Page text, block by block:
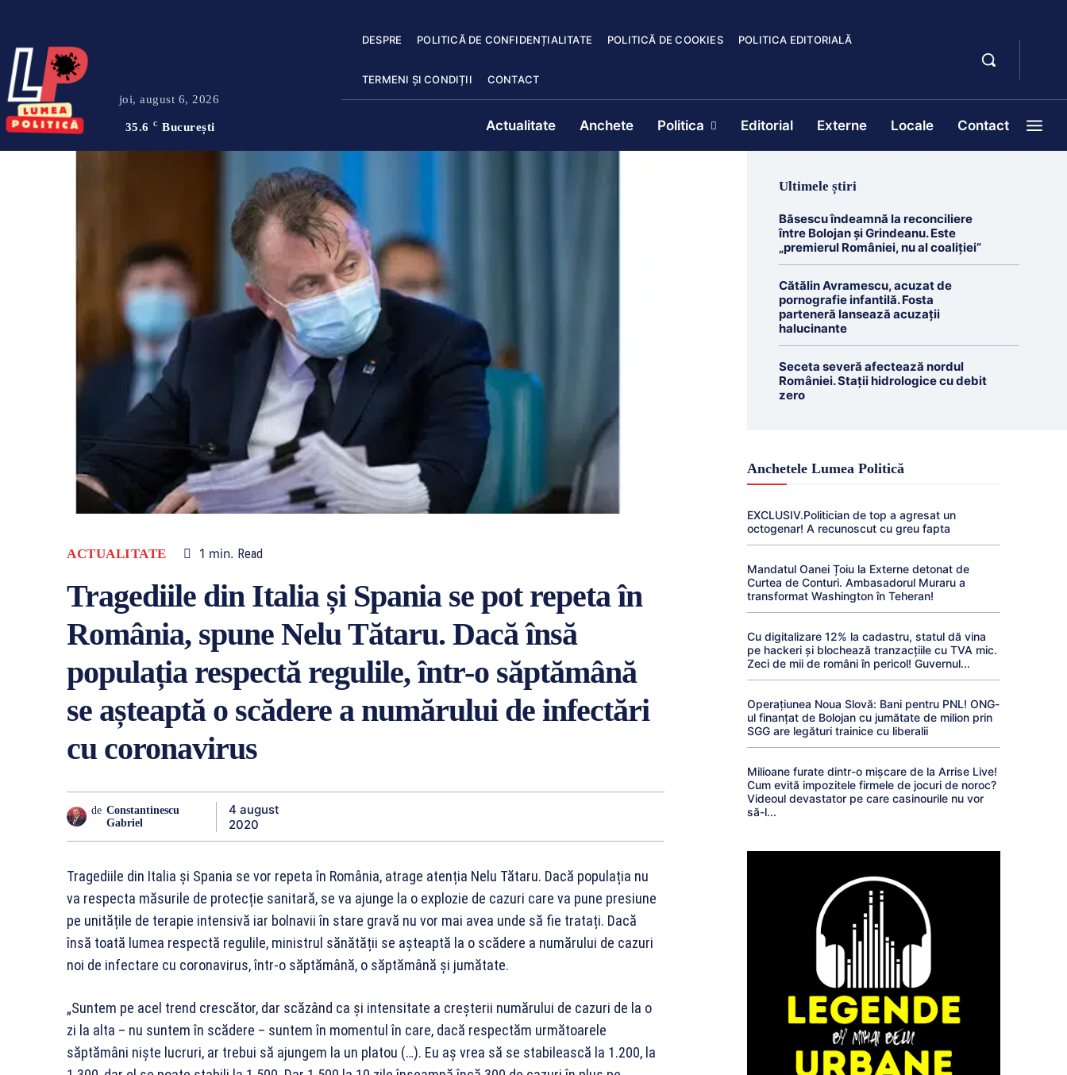
joi, august 6, 2026
35.6 C București
DESPRE POLITICĂ DE CONFIDENȚIALITATE POLITICĂ DE COOKIES POLITICA EDITORIALĂ
TERMENI ȘI CONDIȚII CONTACT
Actualitate Anchete Politica Editorial Externe Locale Contact
ACTUALITATE 1 min. Read
Tragediile din Italia și Spania se pot repeta în
România, spune Nelu Tătaru. Dacă însă
populația respectă regulile, într-o săptămână
se așteaptă o scădere a numărului de infectări
cu coronavirus
de Constantinescu
Gabriel
4 august
2020
Tragediile din Italia și Spania se vor repeta în România, atrage atenția Nelu Tătaru. Dacă populația nu
va respecta măsurile de protecție sanitară, se va ajunge la o explozie de cazuri care va pune presiune
pe unitățile de terapie intensivă iar bolnavii în stare gravă nu vor mai avea unde să fie tratați. Dacă
însă toată lumea respectă regulile, ministrul sănătății se așteaptă la o scădere a numărului de cazuri
noi de infectare cu coronavirus, într-o săptămână, o săptămână și jumătate.
„Suntem pe acel trend crescător, dar scăzând ca şi intensitate a creşterii numărului de cazuri de la o
zi la alta – nu suntem în scădere – suntem în momentul în care, dacă respectăm următoarele
săptămâni nişte lucruri, ar trebui să ajungem la un platou (…). Eu aş vrea să se stabilească la 1.200, la
Ultimele știri
Băsescu îndeamnă la reconciliere
între Bolojan și Grindeanu. Este
„premierul României, nu al coaliției”
Cătălin Avramescu, acuzat de
pornografie infantilă. Fosta
parteneră lansează acuzații
halucinante
Seceta severă afectează nordul
României. Stații hidrologice cu debit
zero
Anchetele Lumea Politică
EXCLUSIV.Politician de top a agresat un
octogenar! A recunoscut cu greu fapta
Mandatul Oanei Țoiu la Externe detonat de
Curtea de Conturi. Ambasadorul Muraru a
transformat Washington în Teheran!
Cu digitalizare 12% la cadastru, statul dă vina
pe hackeri și blochează tranzacțiile cu TVA mic.
Zeci de mii de români în pericol! Guvernul...
Operațiunea Noua Slovă: Bani pentru PNL! ONG-
ul finanțat de Bolojan cu jumătate de milion prin
SGG are legături trainice cu liberalii
Milioane furate dintr-o mișcare de la Arrise Live!
Cum evită impozitele firmele de jocuri de noroc?
Videoul devastator pe care casinourile nu vor
să-l...